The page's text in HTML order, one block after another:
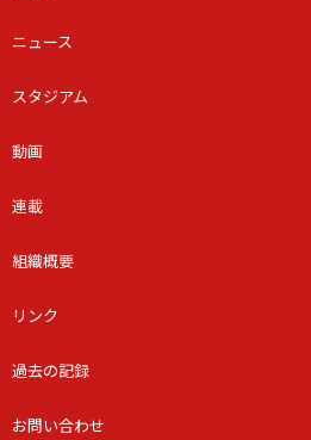
ニュース
スタジアム
動画
連載
組織概要
リンク
過去の記録
お問い合わせ